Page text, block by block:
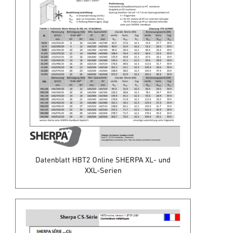
Datenblatt HBT2 Online SHERPA XL- und
XXL-Serien